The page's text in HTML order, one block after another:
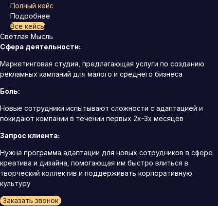
Полный кейс
Подробнее
Все кейсы
Светлая Мысль
Сфера деятельности:
Маркетинговая студия, предлагающая услуги по созданию
рекламных кампаний для малого и среднего бизнеса
Боль:
Новые сотрудники испытывают сложности с адаптацией и
покидают компании в течении первых 2х-3х месяцев
Запрос клиента:
Нужна программа адаптации для новых сотрудников в сфере
креатива и дизайна, помогающая им быстро влиться в
творческий коллектив и поддерживать корпоративную
культуру
Заказать звонок